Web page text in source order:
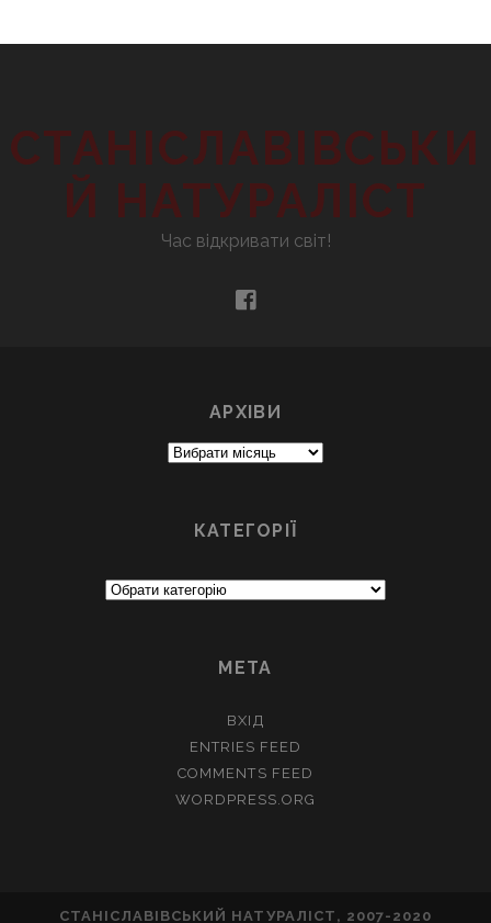
СТАНІСЛАВІВСЬКИ
Й НАТУРАЛІСТ
Час відкривати світ!
facebook
АРХІВИ
Архіви
КАТЕГОРІЇ
МЕТА
ВХІД
ENTRIES FEED
COMMENTS FEED
WORDPRESS.ORG
СТАНІСЛАВІВСЬКИЙ НАТУРАЛІСТ, 2007-2020